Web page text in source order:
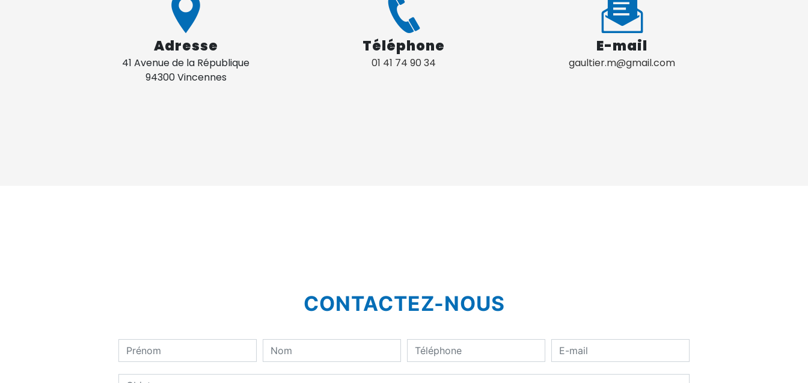
Adresse
41 Avenue de la République
94300 Vincennes
Téléphone
01 41 74 90 34
E-mail
gaultier.m@gmail.com
CONTACTEZ-NOUS